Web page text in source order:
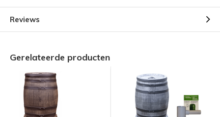
Reviews
Gerelateerde producten